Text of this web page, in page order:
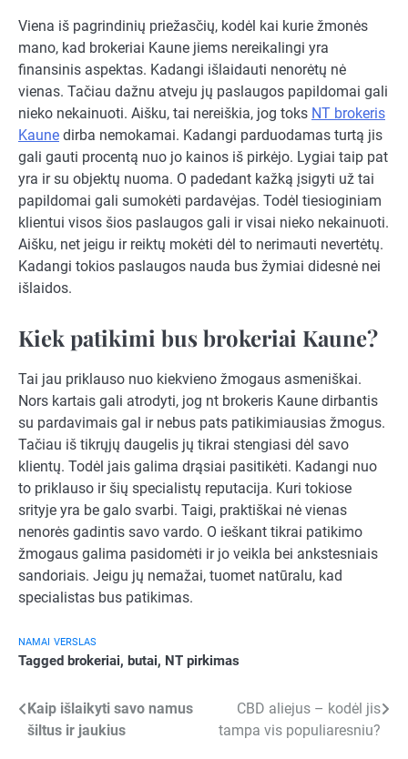
Viena iš pagrindinių priežasčių, kodėl kai kurie žmonės
mano, kad brokeriai Kaune jiems nereikalingi yra
finansinis aspektas. Kadangi išlaidauti nenorėtų nė
vienas. Tačiau dažnu atveju jų paslaugos papildomai gali
nieko nekainuoti. Aišku, tai nereiškia, jog toks NT brokeris
Kaune dirba nemokamai. Kadangi parduodamas turtą jis
gali gauti procentą nuo jo kainos iš pirkėjo. Lygiai taip pat
yra ir su objektų nuoma. O padedant kažką įsigyti už tai
papildomai gali sumokėti pardavėjas. Todėl tiesioginiam
klientui visos šios paslaugos gali ir visai nieko nekainuoti.
Aišku, net jeigu ir reiktų mokėti dėl to nerimauti nevertėtų.
Kadangi tokios paslaugos nauda bus žymiai didesnė nei
išlaidos.
Kiek patikimi bus brokeriai Kaune?
Tai jau priklauso nuo kiekvieno žmogaus asmeniškai.
Nors kartais gali atrodyti, jog nt brokeris Kaune dirbantis
su pardavimais gal ir nebus pats patikimiausias žmogus.
Tačiau iš tikrųjų daugelis jų tikrai stengiasi dėl savo
klientų. Todėl jais galima drąsiai pasitikėti. Kadangi nuo
to priklauso ir šių specialistų reputacija. Kuri tokiose
srityje yra be galo svarbi. Taigi, praktiškai nė vienas
nenorės gadintis savo vardo. O ieškant tikrai patikimo
žmogaus galima pasidomėti ir jo veikla bei ankstesniais
sandoriais. Jeigu jų nemažai, tuomet natūralu, kad
specialistas bus patikimas.
NAMAI VERSLAS
Tagged brokeriai, butai, NT pirkimas
Navigacija
Kaip išlaikyti savo namus
šiltus ir jaukius
CBD aliejus – kodėl jis
tampa vis populiaresniu?